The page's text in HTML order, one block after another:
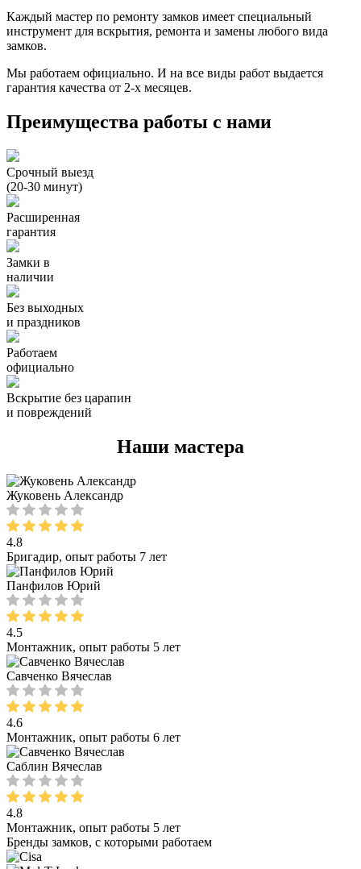
Каждый мастер по ремонту замков имеет специальный
инструмент для вскрытия, ремонта и замены любого вида
замков.
Мы работаем официально. И на все виды работ выдается
гарантия качества от 2-х месяцев.
Преимущества работы с нами
Срочный выезд
(20-30 минут)
Расширенная
гарантия
Замки в
наличии
Без выходных
и праздников
Работаем
официально
Вскрытие без царапин
и повреждений
Наши мастера
Жуковень Александр
4.8
Бригадир, опыт работы 7 лет
Панфилов Юрий
4.5
Монтажник, опыт работы 5 лет
Савченко Вячеслав
4.6
Монтажник, опыт работы 6 лет
Саблин Вячеслав
4.8
Монтажник, опыт работы 5 лет
Бренды замков, с которыми работаем